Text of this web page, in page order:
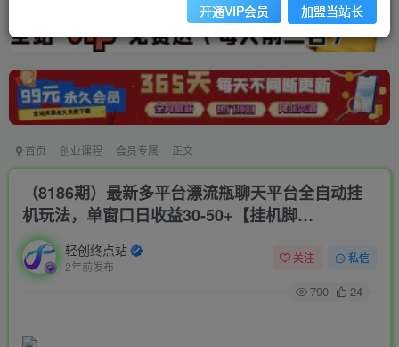
首页 创业课程 会员专属 正文
（8186期）最新多平台漂流瓶聊天平台全自动挂
机玩法，单窗口日收益30-50+【挂机脚…
轻创终点站
2年前发布
关注 私信
790 24
开通VIP会员 加盟当站长